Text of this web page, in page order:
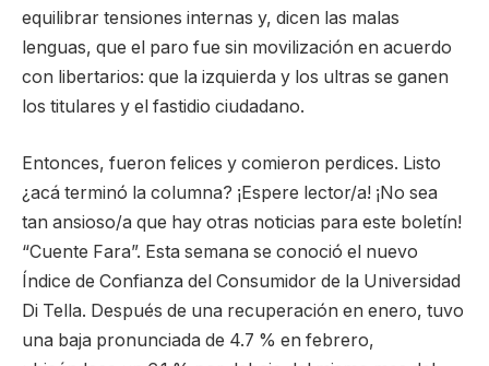
equilibrar tensiones internas y, dicen las malas
lenguas, que el paro fue sin movilización en acuerdo
con libertarios: que la izquierda y los ultras se ganen
los titulares y el fastidio ciudadano.
Entonces, fueron felices y comieron perdices. Listo
¿acá terminó la columna? ¡Espere lector/a! ¡No sea
tan ansioso/a que hay otras noticias para este boletín!
“Cuente Fara”. Esta semana se conoció el nuevo
Índice de Confianza del Consumidor de la Universidad
Di Tella. Después de una recuperación en enero, tuvo
una baja pronunciada de 4.7 % en febrero,